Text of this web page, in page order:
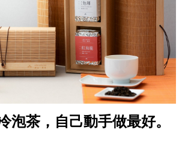
泡茶，自己動手做最好。